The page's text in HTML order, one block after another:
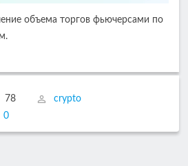
объема торгов фьючерсами по
78
crypto
0